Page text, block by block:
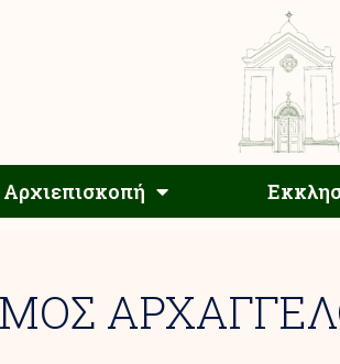
Αρχιεπισκοπή
Αρχιεπισκοπή